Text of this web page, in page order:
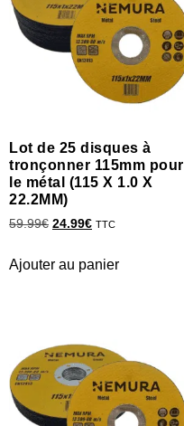
Lot de 25 disques à
tronçonner 115mm pour
le métal (115 X 1.0 X
22.2MM)
59.99€ 24.99€ TTC
Ajouter au panier